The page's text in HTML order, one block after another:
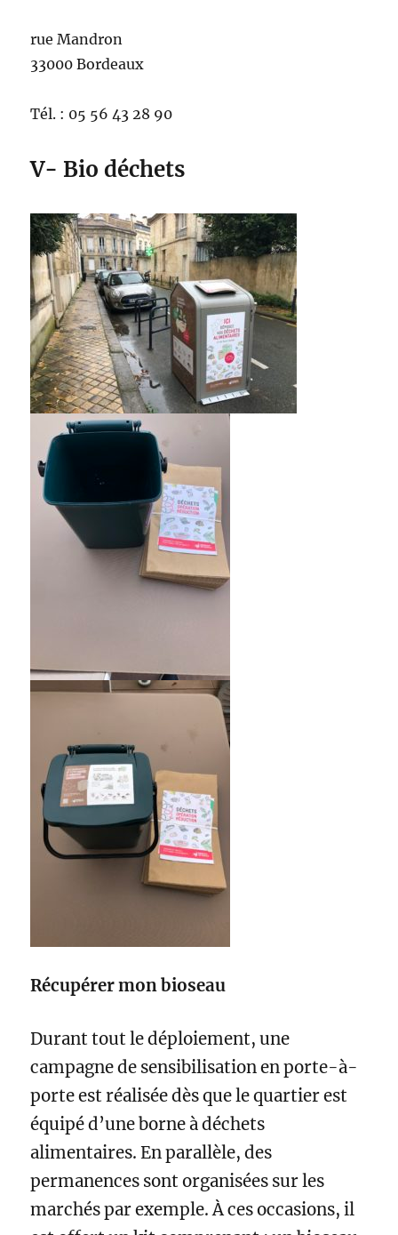
rue Mandron
33000 Bordeaux
Tél. : 05 56 43 28 90
V- Bio déchets
Récupérer mon bioseau
Durant tout le déploiement, une
campagne de sensibilisation en porte-à-
porte est réalisée dès que le quartier est
équipé d’une borne à déchets
alimentaires. En parallèle, des
permanences sont organisées sur les
marchés par exemple. À ces occasions, il